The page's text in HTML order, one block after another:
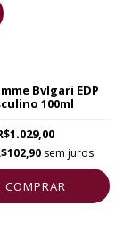
Bvlgari EDP
100ml
sem juros
COMPRAR